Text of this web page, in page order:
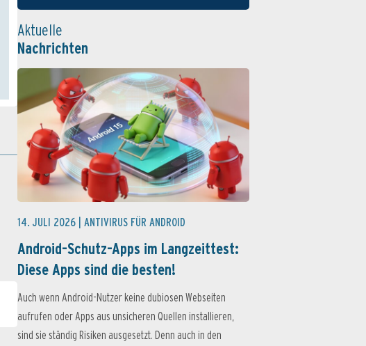
FEBJUNOKTFEBJUNOKTFEBJUNOKT FEBJUNOKTFEBJUN OKTFEB
Aktuelle
Nachrichten
14. JULI 2026 | ANTIVIRUS FÜR ANDROID
Android-Schutz-Apps im Langzeittest:
Diese Apps sind die besten!
Auch wenn Android-Nutzer keine dubiosen Webseiten
aufrufen oder Apps aus unsicheren Quellen installieren,
sind sie ständig Risiken ausgesetzt. Denn auch in den